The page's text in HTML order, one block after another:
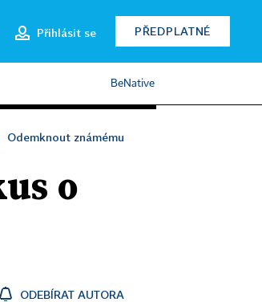
Přihlásit se PŘEDPLATNÉ
BeNative
Odemknout známému
o
ODEBÍRAT AUTORA